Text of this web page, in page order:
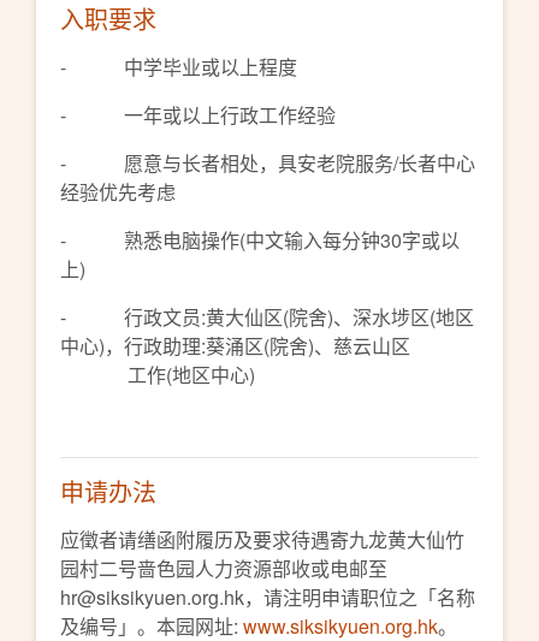
入职要求
- 中学毕业或以上程度
- 一年或以上行政工作经验
- 愿意与长者相处，具安老院服务/长者中心
经验优先考虑
- 熟悉电脑操作(中文输入每分钟30字或以
上)
- 行政文员:黄大仙区(院舍)、深水埗区(地区
中心)，行政助理:葵涌区(院舍)、慈云山区
工作(地区中心)
申请办法
应徵者请缮函附履历及要求待遇寄九龙黄大仙竹
园村二号啬色园人力资源部收或电邮至
hr@siksikyuen.org.hk，请注明申请职位之「名称
及编号」。本园网址: www.siksikyuen.org.hk。